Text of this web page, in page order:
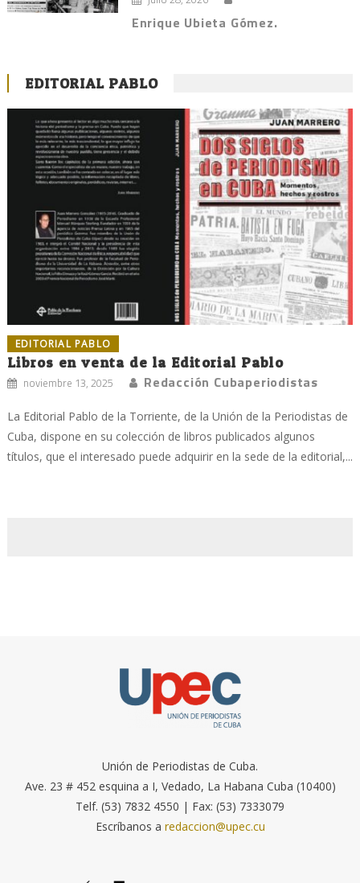
Enrique Ubieta Gómez.
EDITORIAL PABLO
EDITORIAL PABLO
Libros en venta de la Editorial Pablo
noviembre 13, 2025 Redacción Cubaperiodistas
La Editorial Pablo de la Torriente, de la Unión de la Periodistas de
Cuba, dispone en su colección de libros publicados algunos
títulos, que el interesado puede adquirir en la sede de la editorial,...
Unión de Periodistas de Cuba.
Ave. 23 # 452 esquina a I, Vedado, La Habana Cuba (10400)
Telf. (53) 7832 4550 | Fax: (53) 7333079
Escríbanos a redaccion@upec.cu